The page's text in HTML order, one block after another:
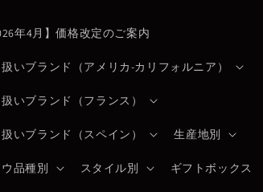
年4月】価格改定のご案内
いブランド（アメリカ-カリフォルニア）
いブランド（フランス）
いブランド（スペイン） 生産地別
品種別 スタイル別 ギフトボックス